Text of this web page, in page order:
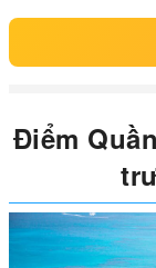
Điểm